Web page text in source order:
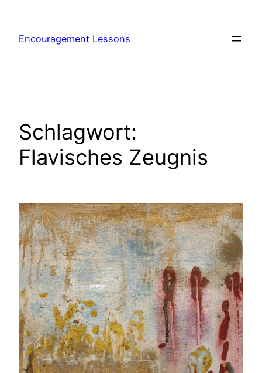
Encouragement Lessons
Schlagwort:
Flavisches Zeugnis